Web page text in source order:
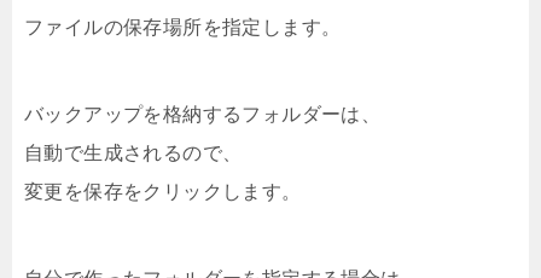
ファイルの保存場所を指定します。
バックアップを格納するフォルダーは、
自動で生成されるので、
変更を保存をクリックします。